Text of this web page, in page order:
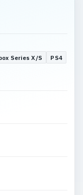
Series X/S
PS4